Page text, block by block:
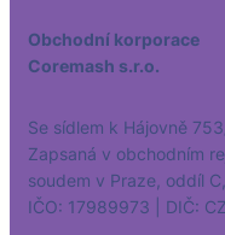
Obchodní korporace
Coremash s.r.o.
Se sídlem k Hájovně
Zapsaná v obchodním
soudem v Praze, oddíl
IČO: 17989973 | DIČ: